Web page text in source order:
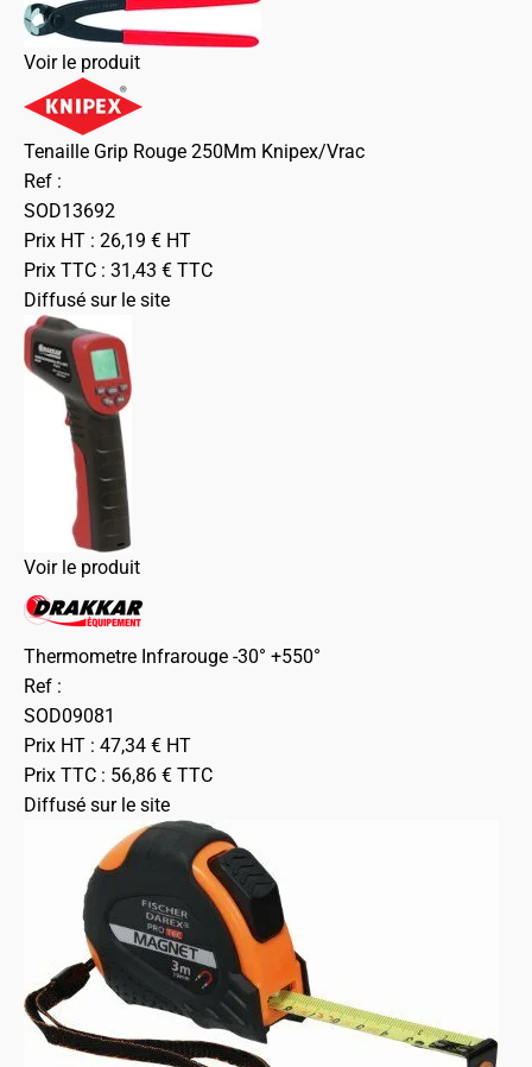
Voir le produit
Tenaille Grip Rouge 250Mm Knipex/Vrac
Ref :
SOD13692
Prix HT : 26,19 € HT
Prix TTC : 31,43 € TTC
Diffusé sur le site
Voir le produit
Thermometre Infrarouge -30° +550°
Ref :
SOD09081
Prix HT : 47,34 € HT
Prix TTC : 56,86 € TTC
Diffusé sur le site